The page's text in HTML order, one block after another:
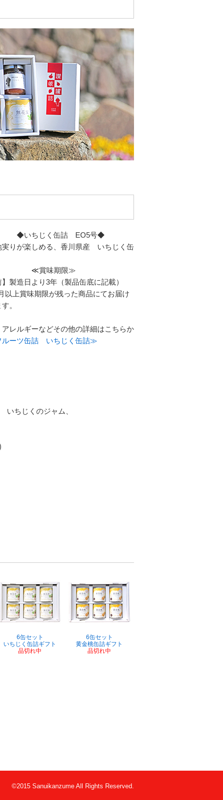
じく缶詰 EO5号◆
が楽しめる、香川県産 いちじく缶
味期限≫
】製造日より3年（製品缶底に記載）
上賞味期限が残った商品にてお届け
。
アレルギーなどその他の詳細はこちらか
ーツ缶詰 いちじく缶詰≫
ちじくのジャム、
6缶セット
いちじく缶詰ギフト
品切れ中
6缶セット
黄金桃缶詰ギフト
品切れ中
©2015 Sanuikanzume All Rights Reserved.